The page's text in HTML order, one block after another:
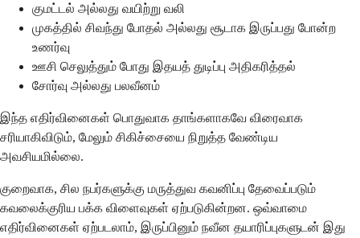
குமட்டல் அல்லது வயிற்று வலி
முகத்தில் சிவந்து போதல் அல்லது சூடாக இருப்பது போன்ற
உணர்வு
ஊசி செலுத்தும் போது இதயத் துடிப்பு அதிகரித்தல்
சோர்வு அல்லது பலவீனம்
இந்த எதிர்வினைகள் பொதுவாக தாங்களாகவே விரைவாக
சரியாகிவிடும், மேலும் சிகிச்சையை நிறுத்த வேண்டிய
அவசியமில்லை.
குறைவாக, சில நபர்களுக்கு மருத்துவ கவனிப்பு தேவைப்படும்
கவலைக்குரிய பக்க விளைவுகள் ஏற்படுகின்றன. ஒவ்வாமை
எதிர்வினைகள் ஏற்படலாம், இருப்பினும் நவீன தயாரிப்புகளுடன் இது